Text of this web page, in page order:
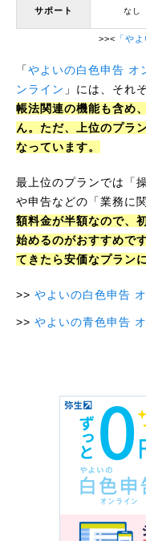
サポート なし
>>< 「や
「やよいの白色申告 オ
ンライン 」には、それ
帳法関連の機能も含め
ん。ただ、上位のプラ
なっています。
最上位のプランでは「
や申告などの「業務に
額料金が半額なので、
始めるのがおすすめで
てきたら安価なプラン
やよいの白色申告
やよいの青色申告